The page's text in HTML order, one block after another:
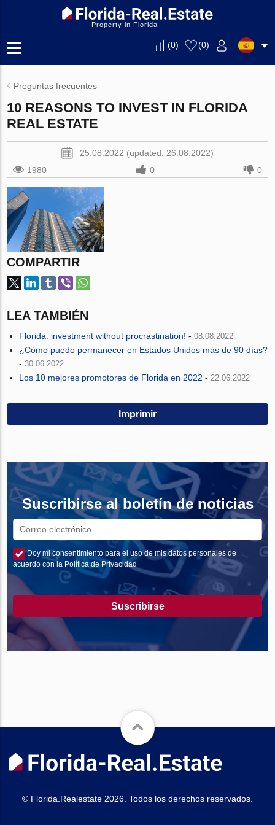
Property in Florida
(0) (0)
Preguntas frecuentes
10 REASONS TO INVEST IN FLORIDA
REAL ESTATE
25.08.2022 (updated: 26.08.2022)
1980
0 0
COMPARTIR
LEA TAMBIÉN
Florida: investment without procrastination! -08.08.2022
¿Cómo puedo permanecer en Estados Unidos más de 90 días?
-30.06.2022
Los 10 mejores promotores de Florida en 2022 - 22.06.2022
Imprimir
Suscribirse al boletín de noticias
Doy mi consentimiento para el uso de mis datos personales de
acuerdo con la Política de Privacidad
Suscribirse
© Florida.Realestate 2026. Todos los derechos reservados.